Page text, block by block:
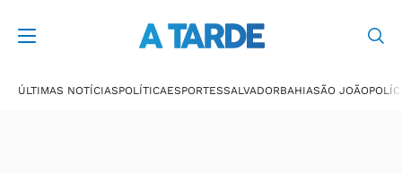
ÚLTIMAS NOTÍCIASPOLÍTICAESPORTESSALVADORBAHIASÃO JOÃO